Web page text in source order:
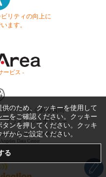
リティの向上に
ます。
ービス -
イド
よくある質問
プライバシーポリシー
Inc. All Rights Reserved.
Data Center
のため、クッキーを使用して
ーをご確認ください。クッキー
ンを押してください。クッキ
からご設定ください。